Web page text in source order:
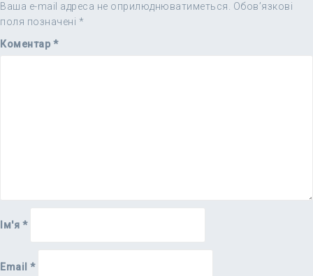
Ваша e-mail адреса не оприлюднюватиметься.
Обов’язкові
поля позначені *
Коментар *
Ім'я *
Email *